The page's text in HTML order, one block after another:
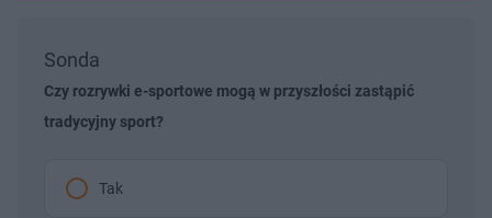
Sonda
Czy rozrywki e-sportowe mogą w przyszłości zastąpić
tradycyjny sport?
Tak